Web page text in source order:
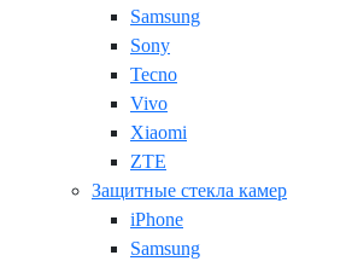
Samsung
Sony
Tecno
Vivo
Xiaomi
ZTE
Защитные стекла камер
iPhone
Samsung